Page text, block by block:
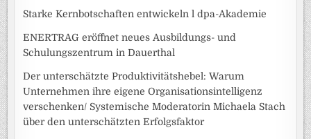
Starke Kernbotschaften entwickeln l dpa-Akademie
ENERTRAG eröffnet neues Ausbildungs- und
Schulungszentrum in Dauerthal
Der unterschätzte Produktivitätshebel: Warum
Unternehmen ihre eigene Organisationsintelligenz
verschenken/ Systemische Moderatorin Michaela Stach
über den unterschätzten Erfolgsfaktor